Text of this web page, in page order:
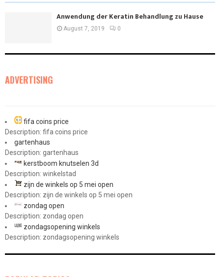
Anwendung der Keratin Behandlung zu Hause
August 7, 2019 0
ADVERTISING
fifa coins price
Description: fifa coins price
gartenhaus
Description: gartenhaus
kerstboom knutselen 3d
Description: winkelstad
zijn de winkels op 5 mei open
Description: zijn de winkels op 5 mei open
zondag open
Description: zondag open
zondagsopening winkels
Description: zondagsopening winkels